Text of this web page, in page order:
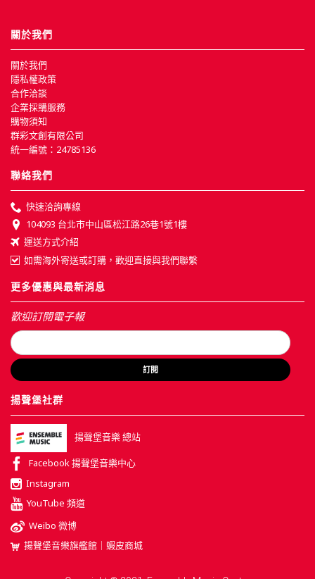
關於我們
關於我們
隱私權政策
合作洽談
企業採購服務
購物須知
群彩文創有限公司
統一編號：24785136
聯絡我們
快速洽詢專線
104093 台北市中山區松江路26巷1號1樓
運送方式介紹
如需海外寄送或訂購，歡迎直接與我們聯繫
更多優惠與最新消息
歡迎訂閱電子報
訂閱
揚聲堡社群
揚聲堡音樂 總站
Facebook 揚聲堡音樂中心
Instagram
YouTube 頻道
Weibo 微博
揚聲堡音樂旗艦館｜蝦皮商城